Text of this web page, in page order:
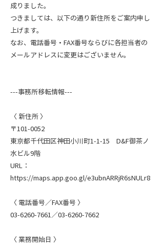
成りました。
つきましては、以下の通り新住所をご案内申し
上げます。
なお、電話番号・FAX番号ならびに各担当者の
メールアドレスに変更はございません。
---事務所移転情報---
〈 新住所 〉
〒101-0052
東京都千代田区神田小川町1-1-15 D&F御茶ノ
水ビル9階
URL：
https://maps.app.goo.gl/e3ubnARRjR6sNULr8
〈 電話番号／FAX番号 〉
03-6260-7661／03-6260-7662
〈 業務開始日 〉